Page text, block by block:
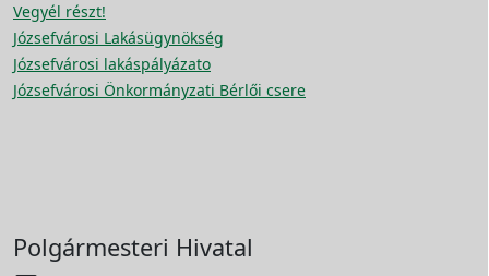
Vegyél részt!
Józsefvárosi Lakásügynökség
Józsefvárosi lakáspályázato
Józsefvárosi Önkormányzati Bérlői csere
Polgármesteri Hivatal